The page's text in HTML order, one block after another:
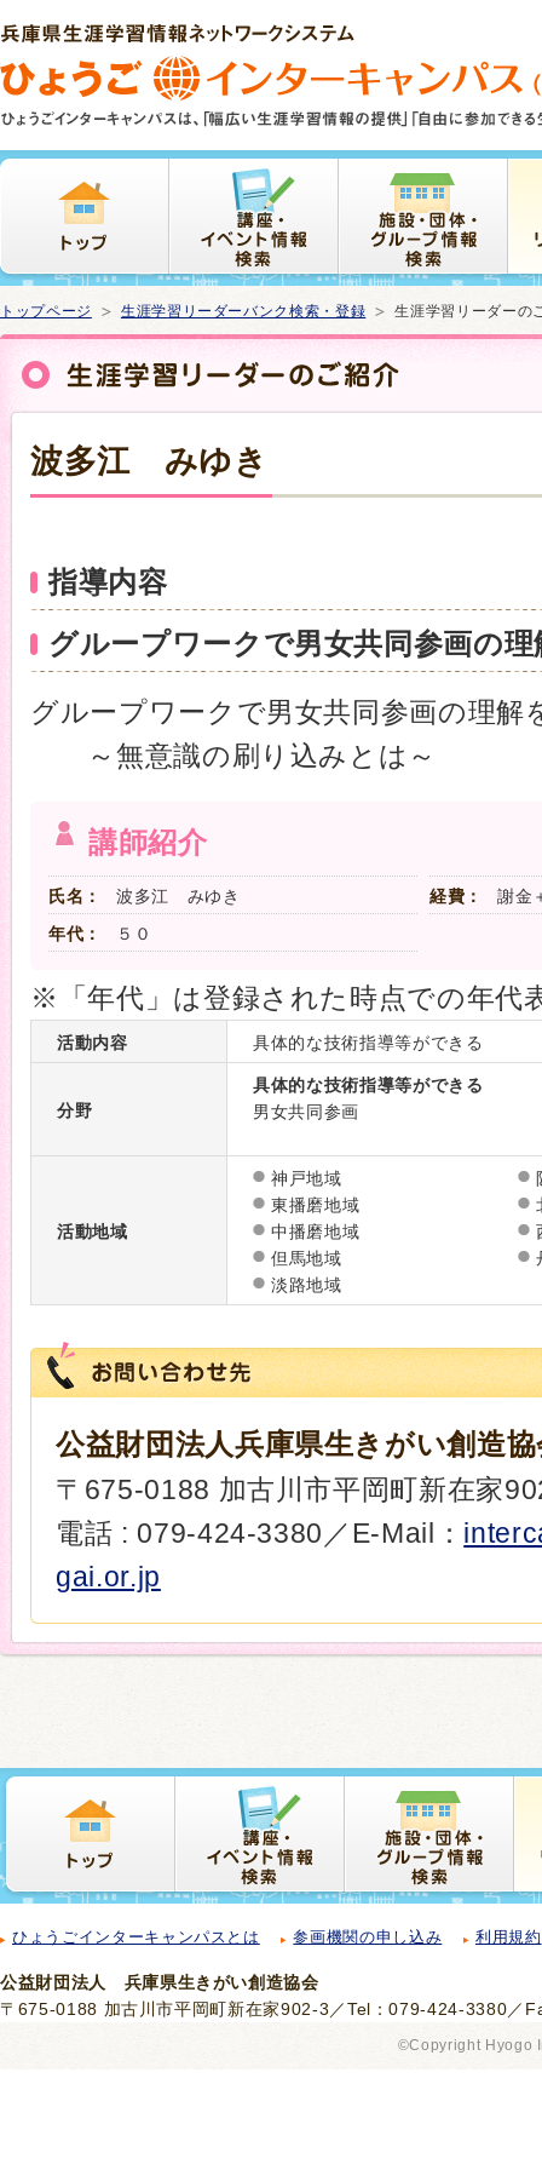
文
ま
で
ス
キ
トップページ 生涯学習リーダーバンク検索・登録 生涯学習リーダー
波多江 みゆき
指導内容
グループワークで男女共同参画の
グループワークで男女共同参画の理解
～無意識の刷り込みとは～
講師紹介
氏名：
波多江 みゆき
年代：
５０
経費： 謝金
※「年代」は登録された時点での年代
活動内容 具体的な技術指導等ができる
分野
具体的な技術指導等ができる
男女共同参画
活動地域
神戸地域
東播磨地域
中播磨地域
但馬地域
淡路地域
公益財団法人兵庫県生きがい創造
〒675-0188 加古川市平岡町新在家
電話 : 079-424-3380／E-Mail：
gai.or.jp
ひょうごインターキャンパスとは 参画機関の申し込み 利用規約
公益財団法人 兵庫県生きがい創造協会
〒675-0188 加古川市平岡町新在家902-3／Tel：079-424-3380／
©Copyright Hyogo